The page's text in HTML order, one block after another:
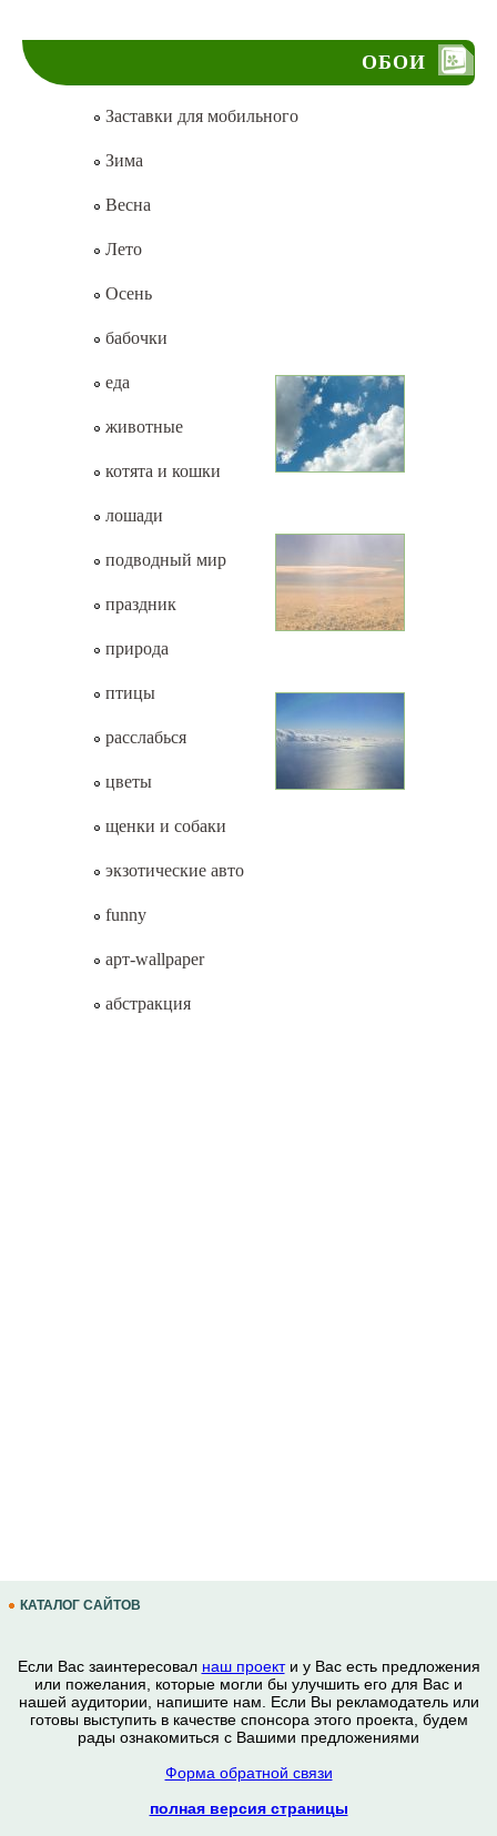
ОБОИ
Заставки для мобильного
Зима
Весна
Лето
Осень
бабочки
еда
животные
котята и кошки
лошади
подводный мир
праздник
природа
птицы
расслабься
цветы
щенки и собаки
экзотические авто
funny
арт-wallpaper
абстракция
КАТАЛОГ САЙТОВ
Если Вас заинтересовал наш проекти у Вас есть предложения
или пожелания, которые могли бы улучшить его для Вас и
нашей аудитории, напишите нам. Если Вы рекламодатель или
готовы выступить в качестве спонсора этого проекта, будем
рады ознакомиться с Вашими предложениями
Форма обратной связи
полная версия страницы